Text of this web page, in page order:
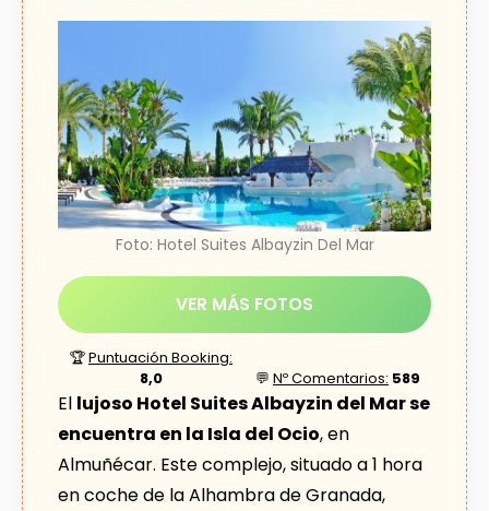
Foto: Hotel Suites Albayzin Del Mar
VER MÁS FOTOS
🏆Puntuación Booking:
8,0
💬 Nº Comentarios: 589
El lujoso Hotel Suites Albayzin del Mar se
encuentra en la Isla del Ocio, en
Almuñécar. Este complejo, situado a 1 hora
en coche de la Alhambra de Granada,